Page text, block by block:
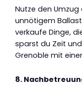
Nutze den
unnötigem
verkaufe Dinge,
sparst du Zeit
Grenoble mit
8.